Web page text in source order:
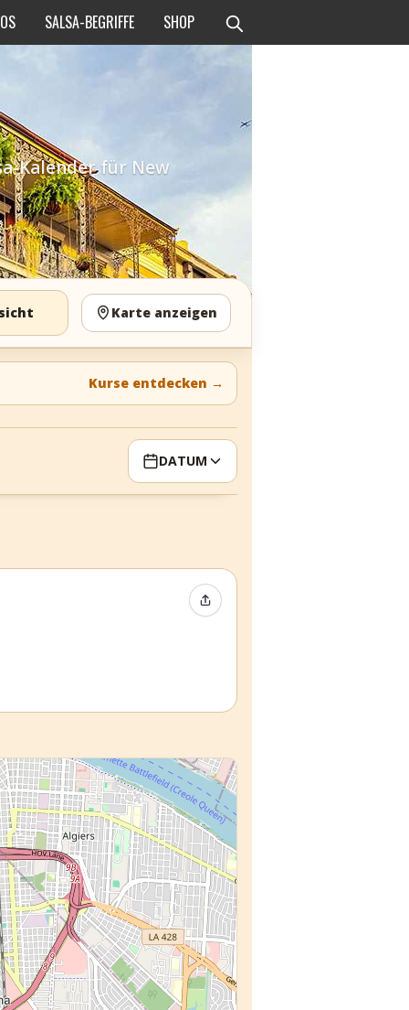
SALSA-BEGRIFFE SHOP
Kalender für New
Karte anzeigen
Kurse entdecken →
DATUM
Event teilen